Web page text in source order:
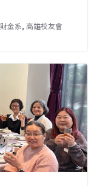
財金系, 高雄校友會